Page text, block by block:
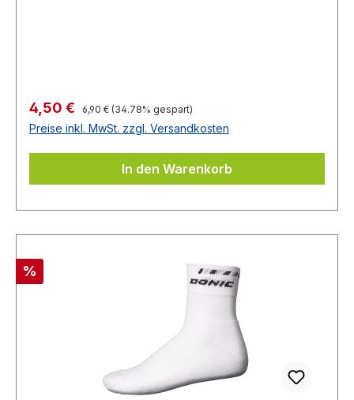
Verkaufspreis:
4,50 € Regulärer Preis:
6,90 € (34.78% gespart)
Preise inkl. MwSt. zzgl. Versandkosten
In den Warenkorb
Rabatt
%